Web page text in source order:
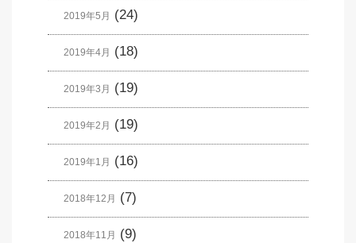
2019年5月 (24)
2019年4月 (18)
2019年3月 (19)
2019年2月 (19)
2019年1月 (16)
2018年12月 (7)
2018年11月 (9)